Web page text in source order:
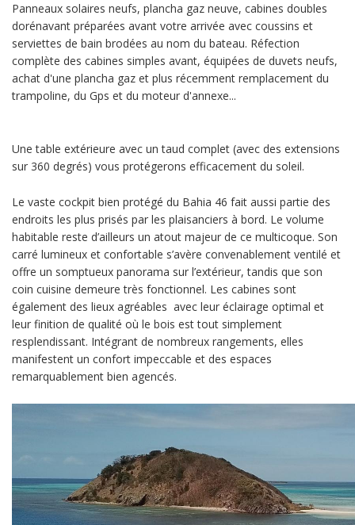
Panneaux solaires neufs, plancha gaz neuve, cabines doubles
dorénavant préparées avant votre arrivée avec coussins et
serviettes de bain brodées au nom du bateau. Réfection
complète des cabines simples avant, équipées de duvets neufs,
achat d'une plancha gaz et plus récemment remplacement du
trampoline, du Gps et du moteur d'annexe...
Une table extérieure avec un taud complet (avec des extensions
sur 360 degrés) vous protégerons efficacement du soleil.
Le vaste cockpit bien protégé du Bahia 46 fait aussi partie des
endroits les plus prisés par les plaisanciers à bord. Le volume
habitable reste d’ailleurs un atout majeur de ce multicoque. Son
carré lumineux et confortable s’avère convenablement ventilé et
offre un somptueux panorama sur l’extérieur, tandis que son
coin cuisine demeure très fonctionnel. Les cabines sont
également des lieux agréables avec leur éclairage optimal et
leur finition de qualité où le bois est tout simplement
resplendissant. Intégrant de nombreux rangements, elles
manifestent un confort impeccable et des espaces
remarquablement bien agencés.